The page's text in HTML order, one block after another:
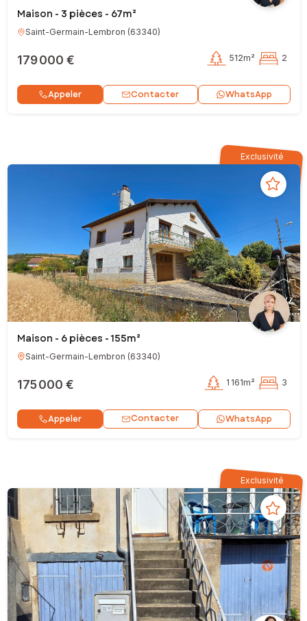
Maison - 3 pièces - 67m²
Saint-Germain-Lembron (63340)
179 000 € 512m² 2
Appeler Contacter WhatsApp
Exclusivité
Maison - 6 pièces - 155m²
Saint-Germain-Lembron (63340)
175 000 € 1 161m² 3
Appeler Contacter WhatsApp
Exclusivité